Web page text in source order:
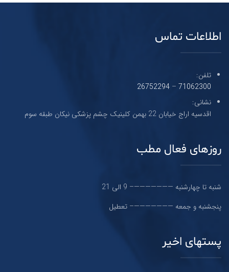
اطلاعات تماس
تلفن:
71062300
–
26752294
نشانی:
اقدسیه اراج خیابان 22 بهمن کلینیک چشم پزشکی نیکان طبقه سوم
روزهای فعال مطب
شنبه تا چهارشنبه ———————– 9 الی 21
پنجشنبه و جمعه ———————– تعطیل
پستهای اخیر